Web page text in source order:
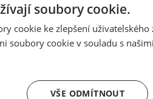
Váha
soubory cookie.
cookie ke zlepšení uživatelského
soubory cookie v souladu s
VŠE ODMÍTNOUT